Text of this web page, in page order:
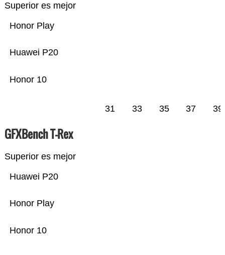
Superior es mejor
Honor 10
Huawei P20
Honor Play
31 33 35 37 39
GFXBench T-Rex
Superior es mejor
Honor 10
Honor Play
Huawei P20